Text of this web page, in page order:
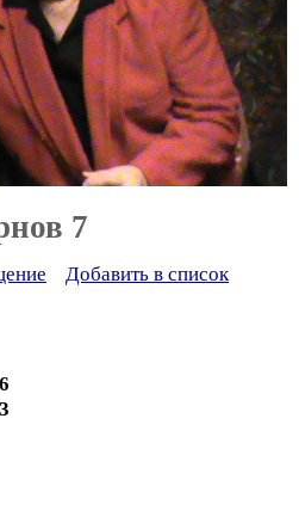
7
Добавить в список